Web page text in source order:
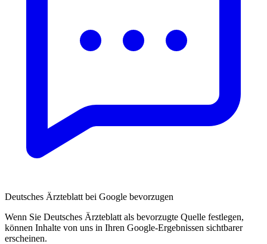
Deutsches Ärzteblatt bei Google bevorzugen
Wenn Sie Deutsches Ärzteblatt als bevorzugte Quelle festlegen,
können Inhalte von uns in Ihren Google-Ergebnissen sichtbarer
erscheinen.